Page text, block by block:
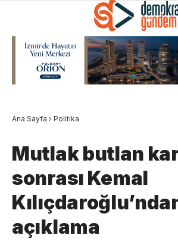
Ana Sayfa › Politika
Mutlak butlan
sonrası Kemal
açıklama